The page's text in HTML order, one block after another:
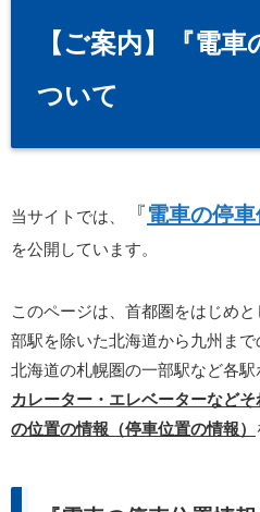
【ご案内】『電
ついて
当サイトでは、 『電車の停
を公開しています。
このページは、首都圏をはじめ
部駅を除いた北海道から九州まで
北海道の札幌圏の一部駅など各駅
カレーター・エレベーターなど
の位置の情報（停車位置の情報）